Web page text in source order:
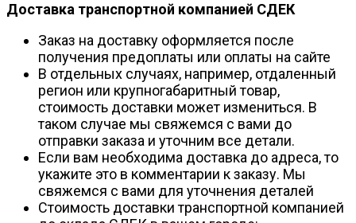
Доставка транспортной компанией СДЕК
Заказ на доставку оформляется после
получения предоплаты или оплаты на сайте
В отдельных случаях, например, отдаленный
регион или крупногабаритный товар,
стоимость доставки может измениться. В
таком случае мы свяжемся с вами до
отправки заказа и уточним все детали.
Если вам необходима доставка до адреса, то
укажите это в комментарии к заказу. Мы
свяжемся с вами для уточнения деталей
Стоимость доставки транспортной компанией